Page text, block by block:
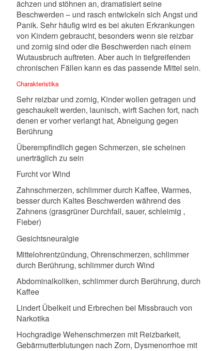
ächzen und stöhnen an, dramatisiert seine
Beschwerden – und rasch entwickeln sich Angst und
Panik. Sehr häufig wird es bei akuten Erkrankungen
von Kindern gebraucht, besonders wenn sie reizbar
und zornig sind oder die Beschwerden nach einem
Wutausbruch auftreten. Aber auch in tiefgreifenden
chronischen Fällen kann es das passende Mittel sein.
Charakteristika
Sehr reizbar und zornig, Kinder wollen getragen und
geschaukelt werden, launisch, wirft Sachen fort, nach
denen er vorher verlangt hat, Abneigung gegen
Berührung
Überempfindlich gegen Schmerzen, sie scheinen
unerträglich zu sein
Furcht vor Wind
Zahnschmerzen, schlimmer durch Kaffee, Warmes,
besser durch Kaltes Beschwerden während des
Zahnens (grasgrüner Durchfall, sauer, schleimig ,
Fieber)
Gesichtsneuralgie
Mittelohrentzündung, Ohrenschmerzen, schlimmer
durch Berührung, schlimmer durch Wind
Abdominalkoliken, schlimmer durch Berührung, durch
Kaffee
Lindert Übelkeit und Erbrechen bei Missbrauch von
Narkotika
Hochgradige Wehenschmerzen mit Reizbarkeit,
Gebärmutterblutungen nach Zorn, Dysmenorrhoe mit